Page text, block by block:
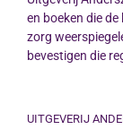
en boeken die de
zorg
bevestigen die
UITGEVERIJ